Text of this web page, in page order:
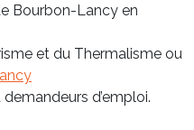
Bourbon-Lancy en
et du Thermalisme ou
d’emploi.